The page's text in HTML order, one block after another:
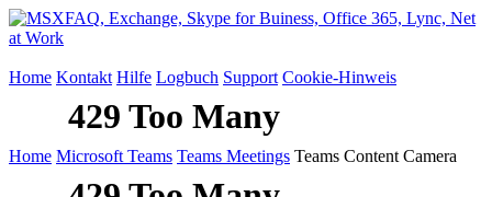
Home Kontakt Hilfe Logbuch Support Cookie-Hinweis
Home Microsoft Teams Teams Meetings Teams Content Camera